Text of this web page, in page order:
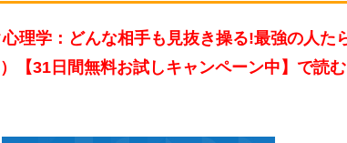
理学：どんな相手も見抜き操る!最強の人た
【31日間無料お試しキャンペーン中】で読む